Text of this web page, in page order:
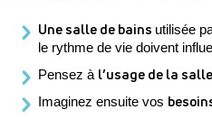
Une salle de bains utilisée
le rythme de vie doivent
Pensez à l’usage de la
Imaginez ensuite vos